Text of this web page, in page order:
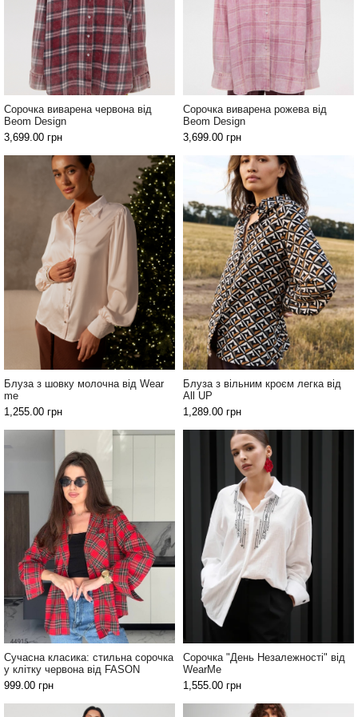
Джинси
та
брюки
Топи
та
боді
Спідня
білизна
Жіночі
Туніки та
комбінезони
Шорти
Спідниці
Піжами
Сорочка виварена червона від
Beom Design
3,699.00 грн
Сорочка виварена рожева від
Beom Design
3,699.00 грн
Блуза з шовку молочна від Wear
me
1,255.00 грн
Блуза з вільним кроєм легка від
All UP
1,289.00 грн
Сучасна класика: стильна сорочка
у клітку червона від FASON
999.00 грн
Сорочка "День Незалежності" від
WearMe
1,555.00 грн